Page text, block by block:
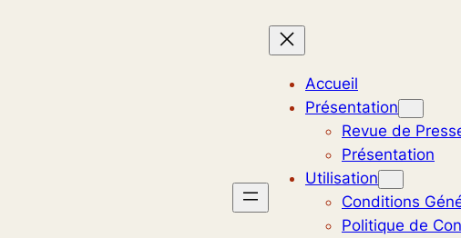
Accueil
Présentation
Revue de
Présentation
Utilisation
Conditions
Politique de